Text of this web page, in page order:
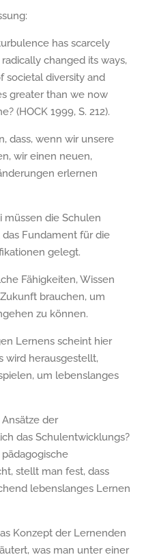
has scarcely
changed its ways,
societal diversity and
greater than we now
(HOCK 1999, S. 212).
dass, wenn wir unsere
wir einen neuen,
erlernen
müssen die Schulen
Fundament für die
gelegt.
Fähigkeiten, Wissen
brauchen, um
zu können.
Lernens scheint hier
wird herausgestellt,
um lebenslanges
der
das Schulentwicklungs?
stellt man fest, dass
lebenslanges Lernen
Konzept der Lernenden
was man unter einer